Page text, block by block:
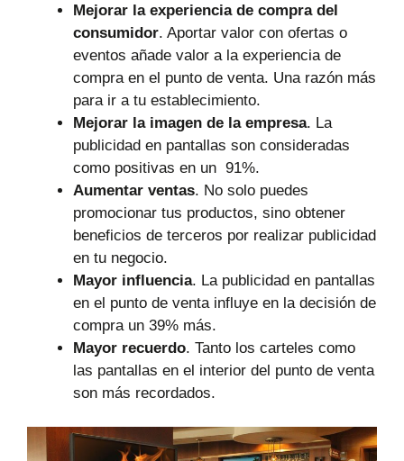
Mejorar la experiencia de compra del
consumidor. Aportar valor con ofertas o
eventos añade valor a la experiencia de
compra en el punto de venta. Una razón más
para ir a tu establecimiento.
Mejorar la imagen de la empresa. La
publicidad en pantallas son consideradas
como positivas en un 91%.
Aumentar ventas. No solo puedes
promocionar tus productos, sino obtener
beneficios de terceros por realizar publicidad
en tu negocio.
Mayor influencia. La publicidad en pantallas
en el punto de venta influye en la decisión de
compra un 39% más.
Mayor recuerdo. Tanto los carteles como
las pantallas en el interior del punto de venta
son más recordados.